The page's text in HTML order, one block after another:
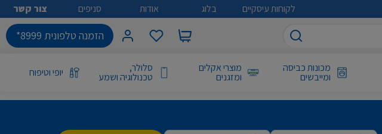
לקוחות עיסקיים בלוג אודות סניפים צור קשר
הזמנה טלפונית 8999*
מכונות כביסה
ומייבשים
מוצרי אקלים
ומזגנים
סלולר,
טכנולוגיה ושמע יופי וטיפוח